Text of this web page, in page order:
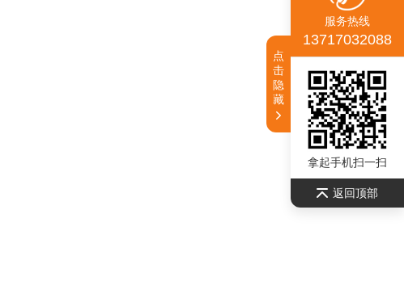
服务热线
13717032088
拿起手机扫一扫
返回顶部
点
击
隐
藏